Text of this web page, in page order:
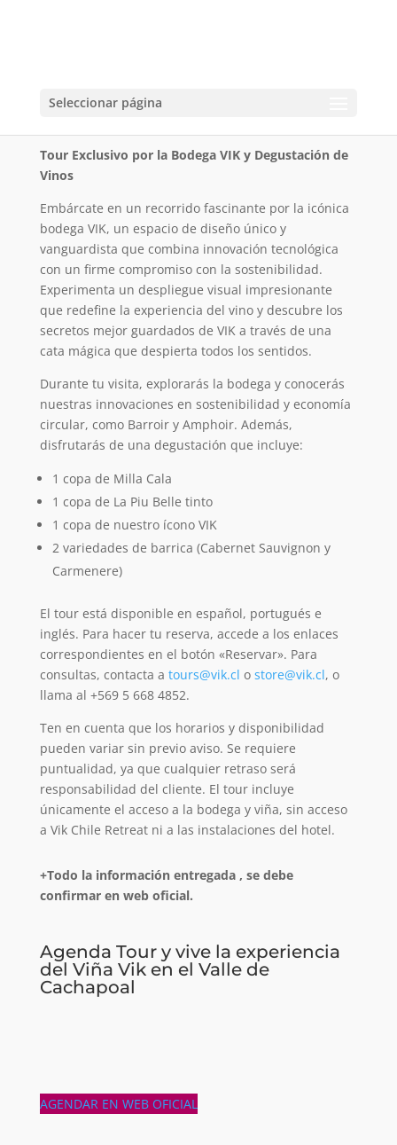
Seleccionar página
Duración: 2 hrs.
Tour Exclusivo por la Bodega VIK y Degustación de
Vinos
Embárcate en un recorrido fascinante por la icónica
bodega VIK, un espacio de diseño único y
vanguardista que combina innovación tecnológica
con un firme compromiso con la sostenibilidad.
Experimenta un despliegue visual impresionante
que redefine la experiencia del vino y descubre los
secretos mejor guardados de VIK a través de una
cata mágica que despierta todos los sentidos.
Durante tu visita, explorarás la bodega y conocerás
nuestras innovaciones en sostenibilidad y economía
circular, como Barroir y Amphoir. Además,
disfrutarás de una degustación que incluye:
1 copa de Milla Cala
1 copa de La Piu Belle tinto
1 copa de nuestro ícono VIK
2 variedades de barrica (Cabernet Sauvignon y
Carmenere)
El tour está disponible en español, portugués e
inglés. Para hacer tu reserva, accede a los enlaces
correspondientes en el botón «Reservar». Para
consultas, contacta a tours@vik.cl o store@vik.cl, o
llama al +569 5 668 4852.
Ten en cuenta que los horarios y disponibilidad
pueden variar sin previo aviso. Se requiere
puntualidad, ya que cualquier retraso será
responsabilidad del cliente. El tour incluye
únicamente el acceso a la bodega y viña, sin acceso
a Vik Chile Retreat ni a las instalaciones del hotel.
+Todo la información entregada , se debe
confirmar en web oficial.
Agenda Tour y vive la experiencia
del Viña Vik en el Valle de
Cachapoal
AGENDAR EN WEB OFICIAL